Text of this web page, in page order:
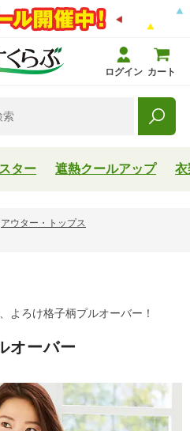
ログイン カート
ター 遮熱クールアップ 衣
アウター・トップス
よろけ格子柄プルオーバー！
オーバー